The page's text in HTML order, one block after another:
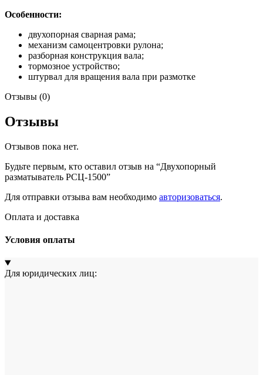
Особенности:
двухопорная сварная рама;
механизм самоцентровки рулона;
разборная конструкция вала;
тормозное устройство;
штурвал для вращения вала при размотке
Отзывы (0)
Отзывы
Отзывов пока нет.
Будьте первым, кто оставил отзыв на “Двухопорный
разматыватель РСЦ-1500”
Для отправки отзыва вам необходимо авторизоваться.
Оплата и доставка
Условия оплаты
Для юридических лиц: